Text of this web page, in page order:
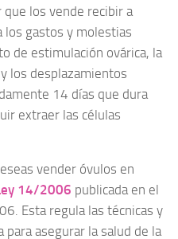
los vende recibir a
los gastos y molestias
de estimulación ovárica, la
los desplazamientos
14 días que dura
extraer las células
vender óvulos en
14/2006 publicada en el
Esta regula las técnicas y
asegurar la salud de la